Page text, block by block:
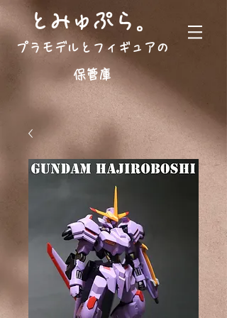
とみゅぷら 。
プラモデルとフィギュアの
保管庫